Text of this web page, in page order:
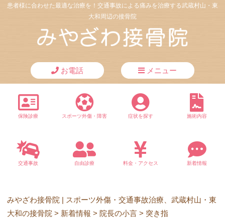
患者様に合わせた最適な治療を！交通事故による痛みを治療する武蔵村山・東
大和周辺の接骨院
お電話 メニュー
保険診療 スポーツ外傷・障害 症状を探す 施術内容
交通事故 自由診療 料金・アクセス 新着情報
みやざわ接骨院 | スポーツ外傷・交通事故治療、武蔵村山・東
大和の接骨院 > 新着情報 > 院長の小言 > 突き指